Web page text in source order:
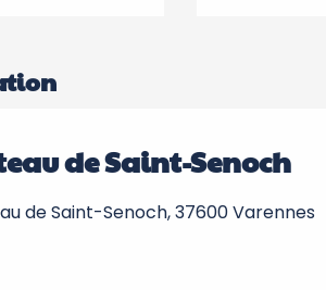
de Saint-Senoch
de Saint-Senoch, 37600 Varennes